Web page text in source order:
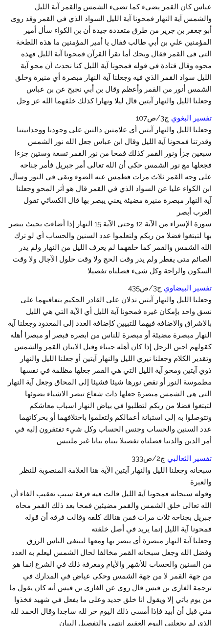
عباس كان القمر يضيء كما تضيء الشمس والقمر آية الليل
والشمس آية النهار فمحونا آية الليل السواد الذي في القمر وقد روى
أبو جعفر بن جرير من طرق متعددة جيدة أن بن الكواء سأل أمير
المؤمنين علي بن أبي طالب فقال يا أمير المؤمنين ما هذه اللطخة
التي في القمر فقال ويحك أما تقرأ القرآن فمحونا آية الليل فهذه
محوه وقال قتادة في قوله فمحونا آية الليل كنا نحدث أن محو آية
الليل سواد القمر الذي فيه وجعلنا آية النهار مبصرة أي منيرة وخلق
الشمس أنور من القمر وأعظم وقال بن أبي نجيح عن بن عباس
وجعلنا الليل والنهار آيتين قال ليلا ونهارا كذلك خلقهما الله عز وجل
تفسير البغوي ج3/ص107
وجعلنا الليل والنهار آيتين أي علامتين دالتين على وجودنا ووحدانيتنا
وقدرتنا فمحونا آية الليل وقال ابن عباس جعل الله نور الشمس
سبعين جزأ ونور القمر كذلك فمحا من نور القمر تسعة وستين جزءا
فجعلها مع نور الشمس حكى أن الله تعالى أمر جبريل فأمر جناحه
على وجه القمر ثلاث مرات فطمس عنه الضوء وبقي في النور وسأل
ابن الكواء عليا عن السواد الذي في القمر قال هو أثر المحو وجعلنا
آية النهار مبصرة منيرة مضيئة يعني يبصر بها قال الكسائي تقول
العرب أبصر
سورة الإسراء من الآية 12 وحتى الآية 15 النهار إذا أضاءت بحيث يبصر
بها لتبتغوا فضلا من ربكم ولتعلموا عدد السنين والحساب أي لو ترك
الله الشمس والقمر كما خلقهما لم يعرف الليل من النهار ولم يدر
الصائم متى يفطر ولم يدر وقت الحج ولا وقت حلول الآجال ولا وقت
السكون والراحة وكل شيء فصلناه تفصيلا
تفسير البيضاوي ج3/ص435
وجعلنا الليل والنهار آيتين تدلان على القادر الحكيم بتعاقبهما على
نسق واحد بإمكان غيره فمحونا آية الليل أي الآية التي هي الليل
بالاشراق والاضافة فيهما للتبيين كإضافة العدد إلى المعدود وجعلنا آية
النهار مبصرة مضيئة أو مبصرة للناس من ابصره فبصر أو مبصرا أهله
كقولهم اجبن الرجل إذا كان أهله جبناء وقيل الايتان القمر والشمس
وتقدير الكلام وجعلنا نيري الليل والنهار آيتين أو جعلنا الليل والنهار
ذوي آيتين ومحو آية الليل التي هي القمر جعلها مظلمة في نفسها
مطموسة النور أو نقص نورها شيئا فشيئا إلى المحاق وجعل آية النهار
التي هي الشمس مبصرة جعلها ذات شعاع تبصر الاشياء بضوئها
لتبتغوا فضلا من ربكم لتطلبوا في بياض النهار اسباب معاشكم
وتتوصلوا به إلى استبانة أعمالكم ولتعلموا باختلافهما أو بحركاتهما
عدد السنين والحساب وجنس الحساب وكل شيء تفتقرون إليه في
أمر الدين والدنيا فصلناه تفصيلا بيناه بيانا غير ملتبس
تفسير الثعالبي ج2/ص333
سبحانه وجعلنا الليل والنهار آيتين الآية هنا العلامة المنصوبة للنظر
والعبرة
وقوله سبحانه فمحونا آية الليل قالت فيه فرقة سبب تعقيب الفاء أن
الله تعالى خلق الشمس والقمر مضيئين فمحا بعد ذلك القمر محاه
جبريل بجناحه ثلاث مرات فمن هنالك كلفه وقالت فرقة أن قوله
فمحونا آية الليل إنما يريد في أصل خلقته
وجعلنا آية النهار مبصرة أي يبصر بها ومعها ليبتغي الناس الرزق
وفضل الله وجعل سبحانه القمر مخالفا لحال الشمس ليعلم به العدد
من السنين والحساب للأشهر والأيام ومعرفة ذلك في الشرع إنما هو
من جهة القمر لا من جهة الشمس وحكى عياض في المدارك في
ترجمة الغازي بن قيس قال روي عن الغازي بن قيس أنه كان يقول ما
من يوم ياتي إلا ويقول انا خلق جديد وعلى ما يفعل في شهيد فخذوا
مني قبل أن أبيد فإذا أمسى ذلك اليوم خر لله ساجدا وقال الحمد لله
الذي لم يجعلني اليوم العقيم انتهى والتفصيل البيان